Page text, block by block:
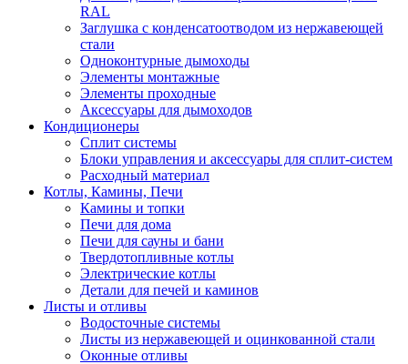
RAL
Заглушка с конденсатоотводом из нержавеющей
стали
Одноконтурные дымоходы
Элементы монтажные
Элементы проходные
Аксессуары для дымоходов
Кондиционеры
Сплит системы
Блоки управления и аксессуары для сплит-систем
Расходный материал
Котлы, Камины, Печи
Камины и топки
Печи для дома
Печи для сауны и бани
Твердотопливные котлы
Электрические котлы
Детали для печей и каминов
Листы и отливы
Водосточные системы
Листы из нержавеющей и оцинкованной стали
Оконные отливы